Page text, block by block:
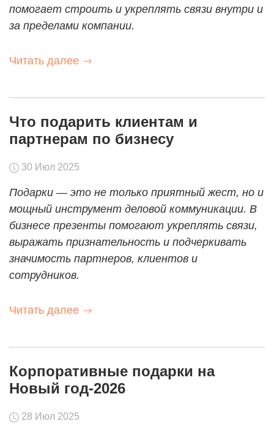
помогает строить и укреплять связи внутри и
за пределами компании.
Читать далее
Что подарить клиентам и
партнерам по бизнесу
30 Июл 2025
Подарки — это не только приятный жест, но и
мощный инструмент деловой коммуникации. В
бизнесе презенты помогают укреплять связи,
выражать признательность и подчеркивать
значимость партнеров, клиентов и
сотрудников.
Читать далее
Корпоративные подарки на
Новый год-2026
28 Июл 2025